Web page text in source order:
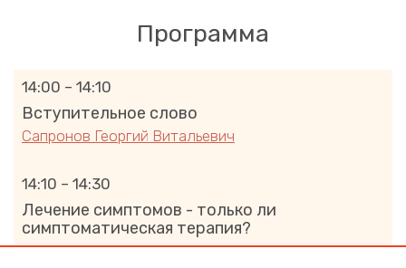
Программа
14:00 – 14:10
Вступительное слово
Сапронов Георгий Витальевич
14:10 – 14:30
Лечение симптомов - только ли
симптоматическая терапия?
Петров Владимир Александрович